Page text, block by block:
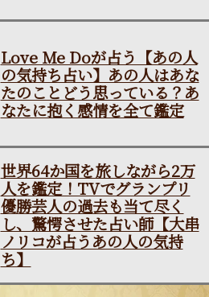
Love Me Doが占う【あの人
の気持ち占い】あの人はあな
たのことどう思っている？あ
なたに抱く感情を全て鑑定
世界64か国を旅しながら2万
人を鑑定！TVでグランプリ
優勝芸人の過去も当て尽く
し、驚愕させた占い師【大串
ノリコが占うあの人の気持
ち】